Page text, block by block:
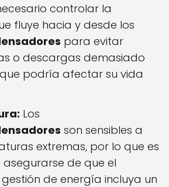
controlar la
fluye hacia y desde los
para evitar
o descargas demasiado
podría afectar su vida
Los
son sensibles a
extremas, por lo que es
de que el
de energía incluya un